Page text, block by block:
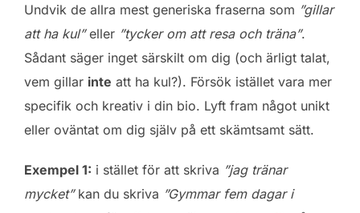
Undvik de allra mest generiska fraserna som ”gillar
att ha kul”eller ”tycker om att resa och träna”.
Sådant säger inget särskilt om dig (och ärligt talat,
vem gillar inte att ha kul?). Försök istället vara mer
specifik och kreativ i din bio. Lyft fram något unikt
eller oväntat om dig själv på ett skämtsamt sätt.
Exempel 1: i stället för att skriva ”jag tränar
mycket”kan du skriva ”Gymmar fem dagar i